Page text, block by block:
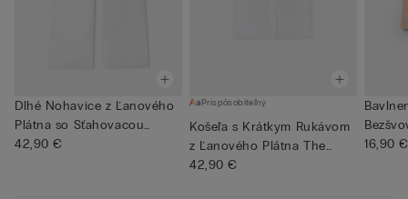
Dlhé Nohavice z Ľanového
Plátna so Sťahovacou
Šnúr...
42,90 €
Prispôsobiteľný
Košeľa s Krátkym Rukávom
z Ľanového Plátna The
Pur...
42,90 €
16,90 €